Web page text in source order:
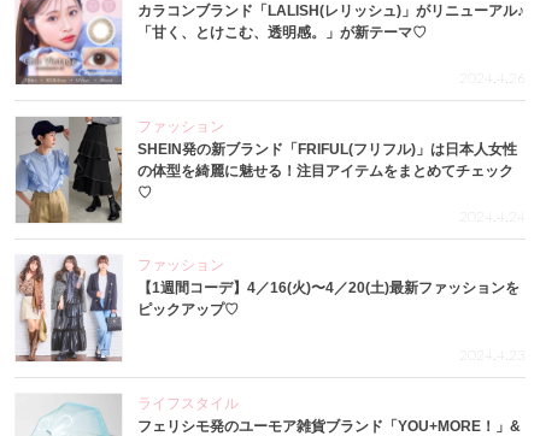
カラコンブランド「LALISH(レリッシュ)」がリニューアル♪
「甘く、とけこむ、透明感。」が新テーマ♡
2024.4.26
ファッション
SHEIN発の新ブランド「FRIFUL(フリフル)」は日本人女性
の体型を綺麗に魅せる！注目アイテムをまとめてチェック
♡
2024.4.24
ファッション
【1週間コーデ】4／16(火)〜4／20(土)最新ファッションを
ピックアップ♡
2024.4.23
ライフスタイル
フェリシモ発のユーモア雑貨ブランド「YOU+MORE！」&